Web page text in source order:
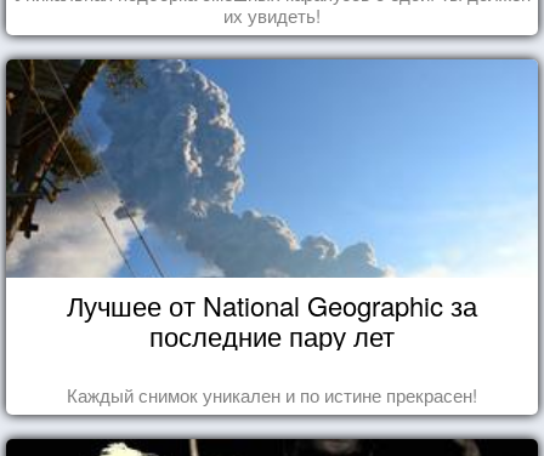
их увидеть!
Лучшее от National Geographic за
последние пару лет
Каждый снимок уникален и по истине прекрасен!